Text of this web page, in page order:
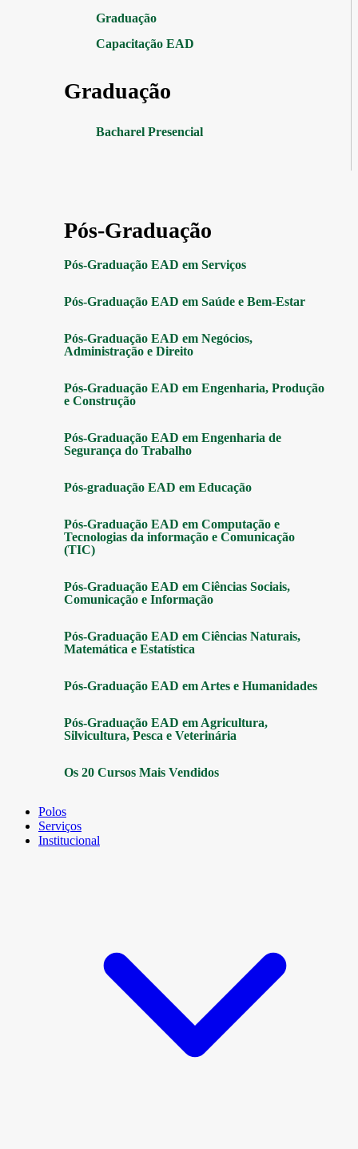
Graduação
Capacitação EAD
Graduação
Bacharel Presencial
Pós-Graduação
Pós-Graduação EAD em Serviços
Pós-Graduação EAD em Saúde e Bem-Estar
Pós-Graduação EAD em Negócios,
Administração e Direito
Pós-Graduação EAD em Engenharia, Produção
e Construção
Pós-Graduação EAD em Engenharia de
Segurança do Trabalho
Pós-graduação EAD em Educação
Pós-Graduação EAD em Computação e
Tecnologias da informação e Comunicação
(TIC)
Pós-Graduação EAD em Ciências Sociais,
Comunicação e Informação
Pós-Graduação EAD em Ciências Naturais,
Matemática e Estatística
Pós-Graduação EAD em Artes e Humanidades
Pós-Graduação EAD em Agricultura,
Silvicultura, Pesca e Veterinária
Os 20 Cursos Mais Vendidos
Polos
Serviços
Institucional